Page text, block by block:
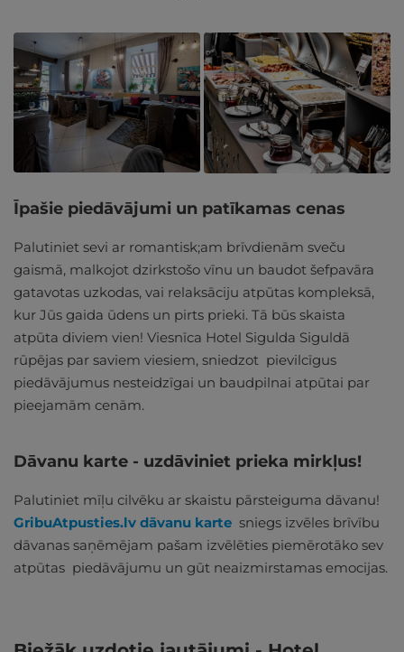
Īpašie piedāvājumi un patīkamas cenas
Palutiniet sevi ar romantisk;am brīvdienām sveču
gaismā, malkojot dzirkstošo vīnu un baudot šefpavāra
gatavotas uzkodas, vai relaksāciju atpūtas kompleksā,
kur Jūs gaida ūdens un pirts prieki. Tā būs skaista
atpūta diviem vien! Viesnīca Hotel Sigulda Siguldā
rūpējas par saviem viesiem, sniedzot pievilcīgus
piedāvājumus nesteidzīgai un baudpilnai atpūtai par
pieejamām cenām.
Dāvanu karte - uzdāviniet prieka mirkļus!
Palutiniet mīļu cilvēku ar skaistu pārsteiguma dāvanu!
GribuAtpusties.lv dāvanu karte sniegs izvēles brīvību
dāvanas saņēmējam pašam izvēlēties piemērotāko sev
atpūtas piedāvājumu un gūt neaizmirstamas emocijas.